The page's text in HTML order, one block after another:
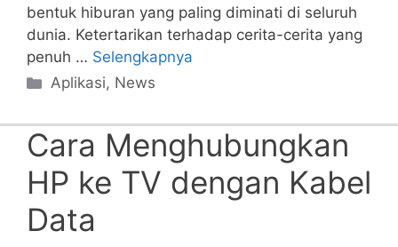
bentuk hiburan yang paling diminati di seluruh
dunia. Ketertarikan terhadap cerita-cerita yang
penuh … Selengkapnya
Categories
Aplikasi, News
Cara Menghubungkan
HP ke TV dengan Kabel
Data